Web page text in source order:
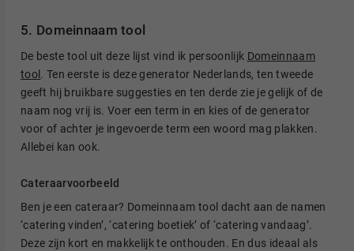
5. Domeinnaam tool
De beste tool uit deze lijst vind ik persoonlijk Domeinnaam
tool . Ten eerste is deze generator Nederlands, ten tweede
geeft hij bruikbare suggesties en ten derde zie je gelijk of de
naam nog vrij is. Voer een term in en kies of de generator
voor of achter je ingevoerde term een woord mag plakken.
Allebei kan ook.
Cateraarvoorbeeld
Ben je een cateraar? Domeinnaam tool dacht aan de namen
‘catering vinden’, ‘catering boetiek’ of ‘catering vandaag’.
Deze zijn kort en makkelijk te onthouden. En dus ideaal als